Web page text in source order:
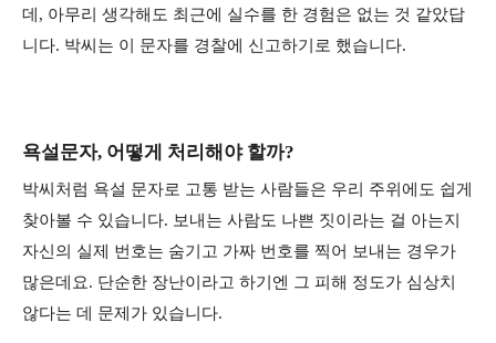
데, 아무리 생각해도 최근에 실수를 한 경험은 없는 것 같았답
니다. 박씨는 이 문자를 경찰에 신고하기로 했습니다.
욕설문자, 어떻게 처리해야 할까?
박씨처럼 욕설 문자로 고통 받는 사람들은 우리 주위에도 쉽게
찾아볼 수 있습니다. 보내는 사람도 나쁜 짓이라는 걸 아는지
자신의 실제 번호는 숨기고 가짜 번호를 찍어 보내는 경우가
많은데요. 단순한 장난이라고 하기엔 그 피해 정도가 심상치
않다는 데 문제가 있습니다.